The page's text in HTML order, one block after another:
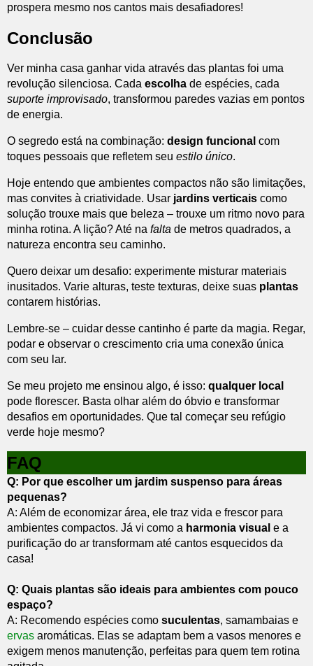
prospera mesmo nos cantos mais desafiadores!
Conclusão
Ver minha casa ganhar vida através das plantas foi uma
revolução silenciosa. Cada escolha de espécies, cada
suporte improvisado, transformou paredes vazias em pontos
de energia.
O segredo está na combinação: design funcional com
toques pessoais que refletem seu estilo único.
Hoje entendo que ambientes compactos não são limitações,
mas convites à criatividade. Usar jardins verticais como
solução trouxe mais que beleza – trouxe um ritmo novo para
minha rotina. A lição? Até na falta de metros quadrados, a
natureza encontra seu caminho.
Quero deixar um desafio: experimente misturar materiais
inusitados. Varie alturas, teste texturas, deixe suas plantas
contarem histórias.
Lembre-se – cuidar desse cantinho é parte da magia. Regar,
podar e observar o crescimento cria uma conexão única
com seu lar.
Se meu projeto me ensinou algo, é isso: qualquer local
pode florescer. Basta olhar além do óbvio e transformar
desafios em oportunidades. Que tal começar seu refúgio
verde hoje mesmo?
FAQ
Q: Por que escolher um jardim suspenso para áreas
pequenas?
A: Além de economizar área, ele traz vida e frescor para
ambientes compactos. Já vi como a harmonia visual e a
purificação do ar transformam até cantos esquecidos da
casa!
Q: Quais plantas são ideais para ambientes com pouco
espaço?
A: Recomendo espécies como suculentas, samambaias e
ervas aromáticas. Elas se adaptam bem a vasos menores e
exigem menos manutenção, perfeitas para quem tem rotina